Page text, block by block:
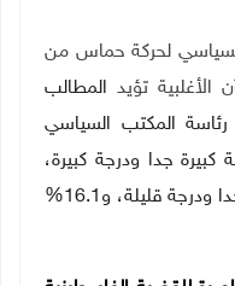
لحركة حماس من
تؤيد المطالب
رئاسة المكتب السياسي
أجاب 64% بدرجة كبيرة جدا ودرجة كبيرة،
وأجاب 19.9% أجابوا بدرجة قليلة جدا ودرجة قليلة، و16.1%